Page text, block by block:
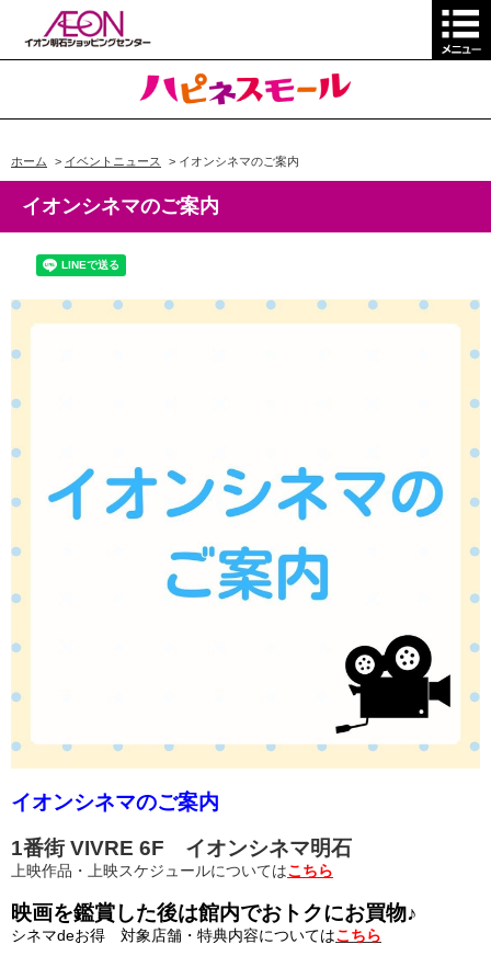
ホーム > イベントニュース > イオンシネマのご案内
イオンシネマのご案内
イオンシネマのご案内
1番街 VIVRE 6F イオンシネマ明石
上映作品・上映スケジュールについてはこちら
映画を鑑賞した後は館内でおトクにお買物♪
シネマdeお得 対象店舗・特典内容についてはこちら